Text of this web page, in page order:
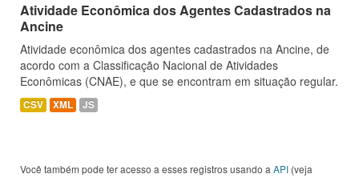
Atividade Econômica dos Agentes Cadastrados na
Ancine
Atividade econômica dos agentes cadastrados na Ancine, de
acordo com a Classificação Nacional de Atividades
Econômicas (CNAE), e que se encontram em situação regular.
CSV XML JS
Você também pode ter acesso a esses registros usando a API (veja